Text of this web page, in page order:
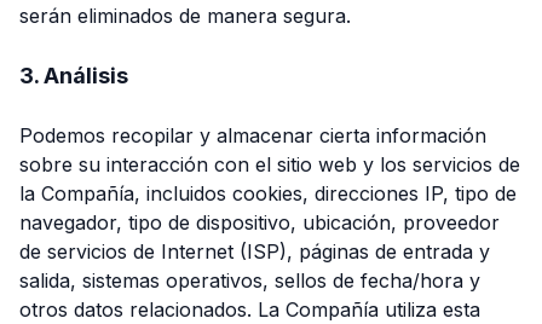
serán eliminados de manera segura.
3. Análisis
Podemos recopilar y almacenar cierta información
sobre su interacción con el sitio web y los servicios de
la Compañía, incluidos cookies, direcciones IP, tipo de
navegador, tipo de dispositivo, ubicación, proveedor
de servicios de Internet (ISP), páginas de entrada y
salida, sistemas operativos, sellos de fecha/hora y
otros datos relacionados. La Compañía utiliza esta